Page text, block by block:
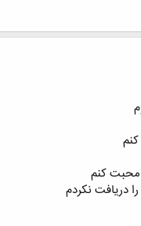
محبت کنم
دریافت نکردم